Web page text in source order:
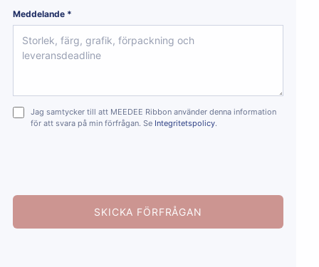
Meddelande *
Jag samtycker till att MEEDEE Ribbon använder denna information
för att svara på min förfrågan. Se Integritetspolicy.
SKICKA FÖRFRÅGAN